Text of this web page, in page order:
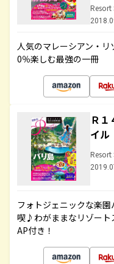
Resort
人気のマレーシアン・
0％楽しむ最強の一冊
Ｒ
イ
Resort
フォトジェニックな楽
喫♪わがままなリゾート
AP付き！